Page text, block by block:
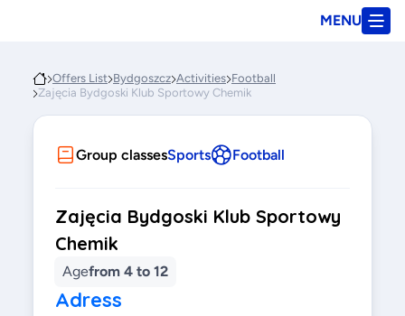
MENU
Offers List Bydgoszcz Activities Football
Zajęcia Bydgoski Klub Sportowy Chemik
Group classesSports Football
Zajęcia Bydgoski Klub Sportowy
Chemik
Agefrom 4 to 12
Adress